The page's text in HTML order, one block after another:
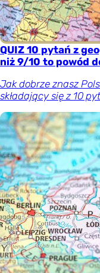
QUIZ 10 pytań z
niż 9/10 to powód
Jak dobrze znasz
składający się z 10